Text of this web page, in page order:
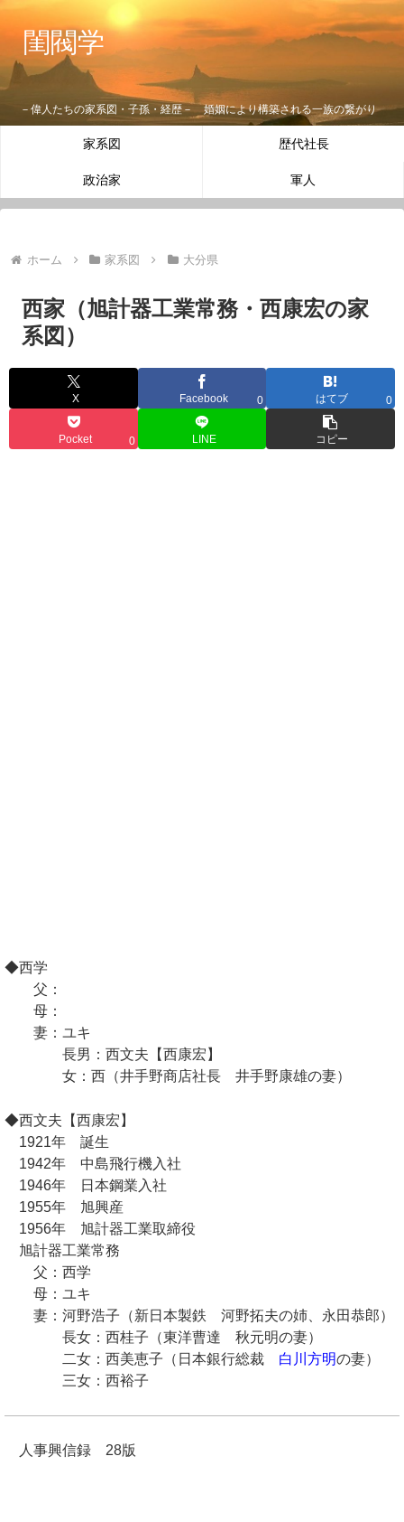
閨閥学
－偉人たちの家系図・子孫・経歴－ 婚姻により構築される一族の繋がり
家系図 歴代社長
政治家 軍人
ホーム 家系図 大分県
西家（旭計器工業常務・西康宏の家
系図）
X Facebook 0 はてブ 0
Pocket 0 LINE コピー
◆西学
父：
母：
妻：ユキ
長男：西文夫【西康宏】
女：西（井手野商店社長 井手野康雄の妻）
◆西文夫【西康宏】
1921年 誕生
1942年 中島飛行機入社
1946年 日本鋼業入社
1955年 旭興産
1956年 旭計器工業取締役
旭計器工業常務
父：西学
母：ユキ
妻：河野浩子（新日本製鉄 河野拓夫の姉、永田恭郎）
長女：西桂子（東洋曹達 秋元明の妻）
二女：西美恵子（日本銀行総裁 白川方明の妻）
三女：西裕子
人事興信録 28版